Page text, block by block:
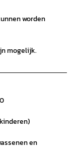
worden
mogelijk.
en